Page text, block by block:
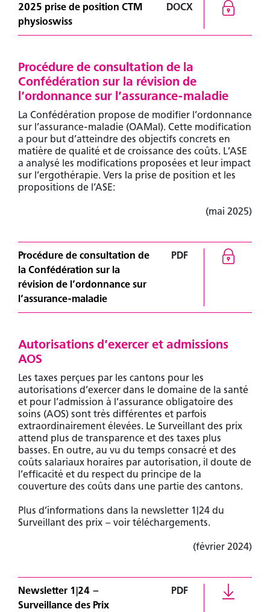
2025 prise de position CTM
physioswiss
DOCX
Procédure de consultation de la
Confédération sur la révision de
l’ordonnance sur l’assurance-maladie
La Confédération propose de modifier l’ordonnance
sur l’assurance-maladie (OAMal). Cette modification
a pour but d’atteindre des objectifs concrets en
matière de qualité et de croissance des coûts. L’ASE
a analysé les modifications proposées et leur impact
sur l’ergothérapie. Vers la prise de position et les
propositions de l’ASE:
(mai 2025)
Procédure de consultation de
la Confédération sur la
révision de l’ordonnance sur
l’assurance-maladie
PDF
Autorisations d’exercer et admissions
AOS
Les taxes perçues par les cantons pour les
autorisations d’exercer dans le domaine de la santé
et pour l’admission à l’assurance obligatoire des
soins (AOS) sont très différentes et parfois
extraordinairement élevées. Le Surveillant des prix
attend plus de transparence et des taxes plus
basses. En outre, au vu du temps consacré et des
coûts salariaux horaires par autorisation, il doute de
l’efficacité et du respect du principe de la
couverture des coûts dans une partie des cantons.
Plus d’informations dans la newsletter 1|24 du
Surveillant des prix – voir téléchargements.
(février 2024)
Newsletter 1|24 –
Surveillance des Prix
PDF
Vous n’êtes pas encore membre ?
Devenez membre pour accéder à des contenus
exclusifs.
Voir les avantages
Connectez-vous pour accéder à des contenus
exclusifs.
Se connecter